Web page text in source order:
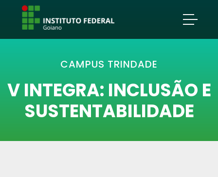
CAMPUS TRINDADE
V INTEGRA: INCLUSÃO E
SUSTENTABILIDADE